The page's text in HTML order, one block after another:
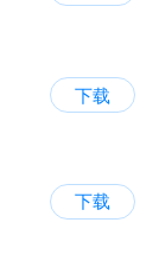
下载
下载